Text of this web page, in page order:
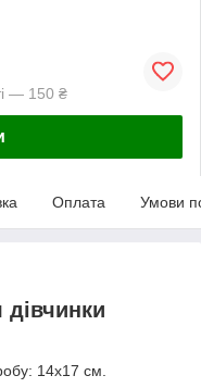
— 150 ₴
Оплата Умови
14х17 см.